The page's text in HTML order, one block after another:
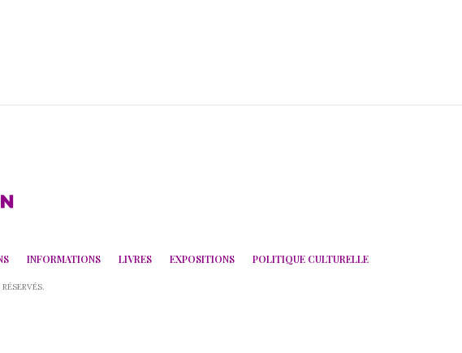
INFORMATIONS LIVRES EXPOSITIONS POLITIQUE CULTURELLE